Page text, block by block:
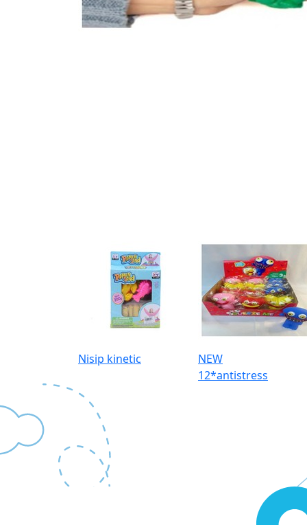
Nisip kinetic
NEW
12*antistress